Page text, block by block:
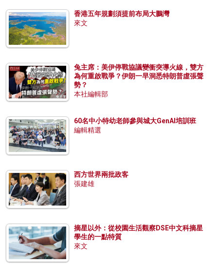
香港五年規劃須提前布局大鵬灣
來文
兔主席：美伊停戰協議變衝突導火線，雙方
為何重啟戰爭？伊朗一早洞悉特朗普虛張聲
勢？
本社編輯部
60名中小特幼老師參與城大GenAI培訓班
編輯精選
西方世界兩批政客
張建雄
摘星以外：從校園生活觀察DSE中文科摘星
學生的一點特質
來文